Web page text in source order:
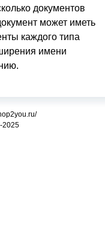
документов
может иметь
каждого типа
имени
2025